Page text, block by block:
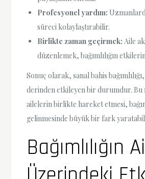
Profesyonel yardım:
süreci kolaylaştırabilir.
Birlikte zaman geçirmek: Aile
düzenlemek, bağımlılığın
Sonuç olarak, sanal bahis
derinden etkileyen bir durumdur. Bu
ailelerin birlikte hareket etmesi,
gelinmesinde büyük bir fark
Bağımlılığın